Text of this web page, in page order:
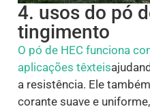
4. usos do pó
tingimento
O pó de HEC funciona
aplicações têxteis
a resistência. Ele
corante suave e